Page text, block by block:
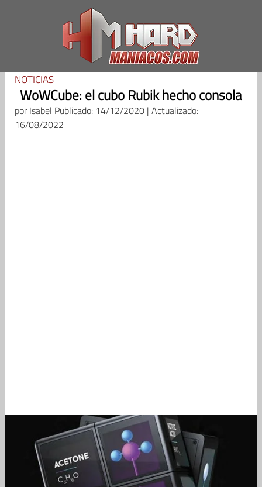
NOTICIAS
WoWCube: el cubo Rubik hecho consola
porIsabel Publicado: 14/12/2020 | Actualizado:
16/08/2022